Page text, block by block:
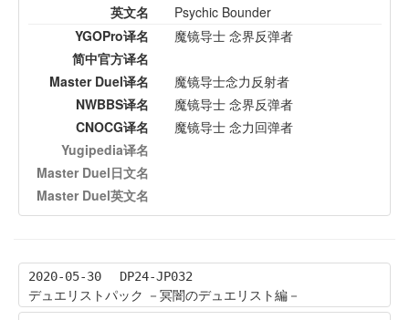
英文名
Psychic Bounder
YGOPro译名
魔镜导士 念界反弹者
简中官方译名
Master Duel译名
魔镜导士念力反射者
NWBBS译名
魔镜导士 念界反弹者
CNOCG译名
魔镜导士 念力回弹者
Yugipedia译名
Master Duel日文名
Master Duel英文名
2020-05-30 DP24-JP032
デュエリストパック －冥闇のデュエリスト編－